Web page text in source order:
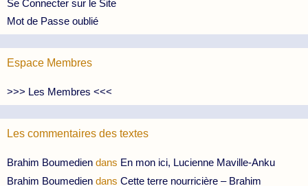
Se Connecter sur le Site
Mot de Passe oublié
Espace Membres
>>> Les Membres <<<
Les commentaires des textes
Brahim Boumedien dans En mon ici, Lucienne Maville-Anku
Brahim Boumedien dans Cette terre nourricière – Brahim